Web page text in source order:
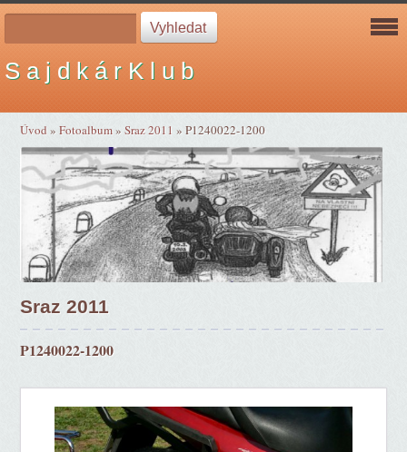
S a j d k á r K l u b
Úvod »Fotoalbum»Sraz 2011 »P1240022-1200
Sraz 2011
P1240022-1200